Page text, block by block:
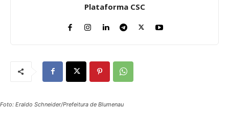
Plataforma CSC
Foto: Eraldo Schneider/Prefeitura de Blumenau